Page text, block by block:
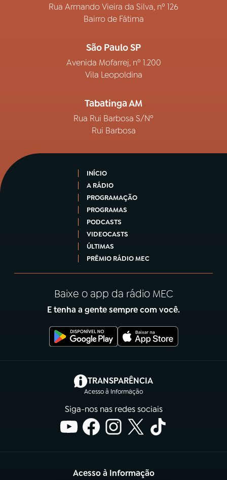
Rua Armando Vieira da Silva, nº 126
Bairro de Fátima
São Paulo SP
Avenida Mofarrej, nº 1.200
Vila Leopoldina
Tabatinga AM
Rua Rui Barbosa S/Nº
Rui Barbosa
INÍCIO
A RÁDIO
PROGRAMAÇÃO
PROGRAMAS
PODCASTS
VIDEOCASTS
ÚLTIMAS
PRÊMIO RÁDIO MEC
Baixe o app da rádio MEC
E tenha a gente sempre com você.
TRANSPARÊNCIA
Acesso à Informação
(abre em nova aba)
Siga-nos nas redes sociais
Acesso à Informação